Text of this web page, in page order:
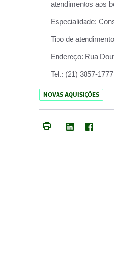
atendimentos aos
Especialidade:
Tipo de
Endereço: Rua
Tel.: (21) 3857-
NOVAS AQUISIÇÕES